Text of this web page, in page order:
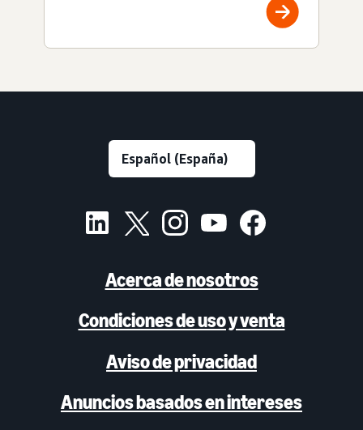
Acerca de nosotros
Condiciones de uso y venta
Aviso de privacidad
Anuncios basados en intereses